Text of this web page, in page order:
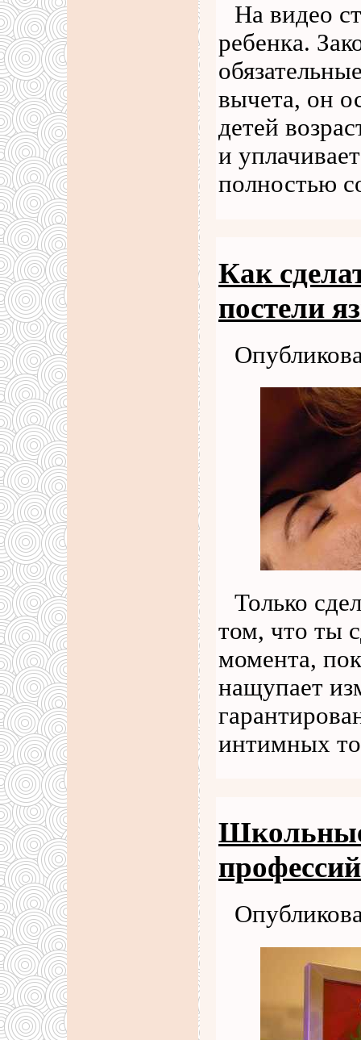
На видео
ребенка.
вычета, он
детей
и
полностью
Как
постели
Только
том, что ты
момента,
нащупает
интимных